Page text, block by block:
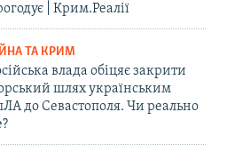
| Крим.Реалії
ТА КРИМ
влада обіцяє закрити
шлях українським
до Севастополя. Чи реально